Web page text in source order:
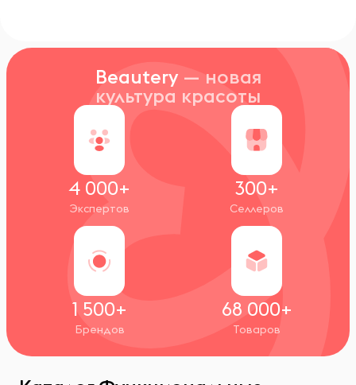
Beautery — новая
культура красоты
4 000+
Экспертов
300+
Селлеров
1 500+
Брендов
68 000+
Товаров